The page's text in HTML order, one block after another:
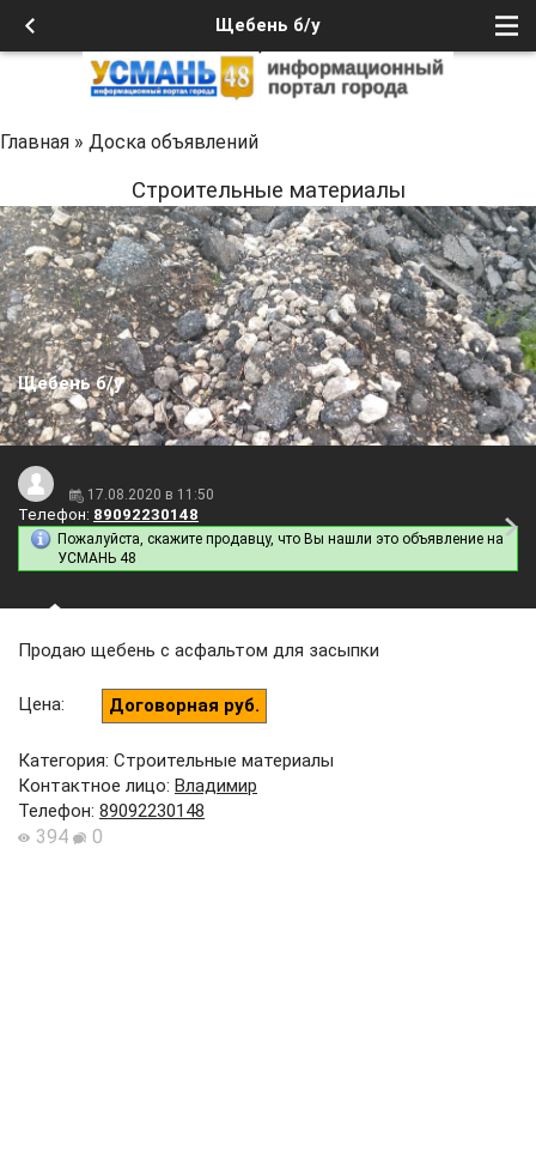
Щебень б/у
Главная » Доска объявлений
Строительные материалы
Щебень б/у
17.08.2020 в 11:50
Телефон: 89092230148
Пожалуйста, скажите продавцу, что Вы нашли это объявление на
УСМАНЬ 48
Продаю щебень с асфальтом для засыпки
Цена: Договорная руб.
Категория: Строительные материалы
Контактное лицо: Владимир
Телефон: 89092230148
394 0